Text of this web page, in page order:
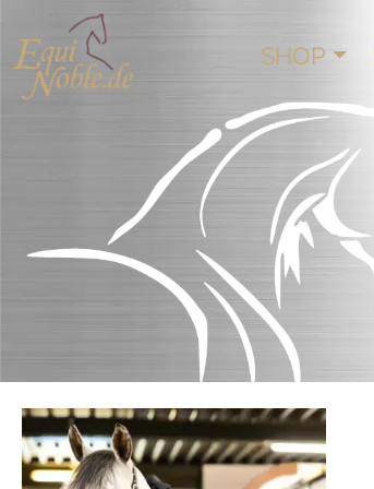
SHOP